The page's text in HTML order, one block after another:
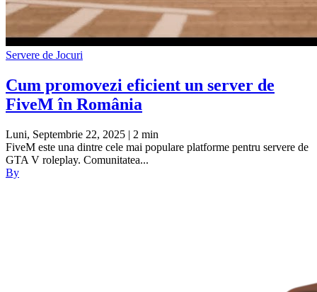
Servere de Jocuri
Cum promovezi eficient un server de
FiveM în România
Luni, Septembrie 22, 2025 | 2 min
FiveM este una dintre cele mai populare platforme pentru servere de
GTA V roleplay. Comunitatea...
By